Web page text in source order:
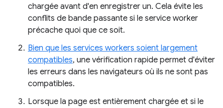
chargée avant d'en enregistrer un. Cela évite les
conflits de bande passante si le service worker
précache quoi que ce soit.
Bien que les services workers soient largement
compatibles, une vérification rapide permet d'éviter
les erreurs dans les navigateurs où ils ne sont pas
compatibles.
Lorsque la page est entièrement chargée et si le